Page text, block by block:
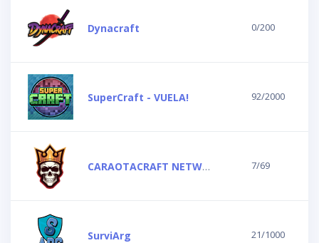
Dynacraft 0/200
SuperCraft - VUELA! 92/2000
CARAOTACRAFT NETWORK 7/69
SurviArg 21/1000